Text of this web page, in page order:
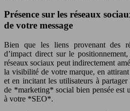
Présence sur les réseaux
de votre message
Bien que les liens provenant des
d’impact direct sur le
réseaux sociaux peut indirectement
la visibilité de votre marque, en
et en incitant les utilisateurs à
de *marketing* social bien pensée est
à votre *SEO*.